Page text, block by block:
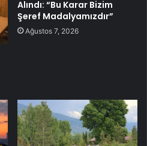
Alındı: “Bu Karar Bizim
Şeref Madalyamızdır”
Ağustos 7, 2026